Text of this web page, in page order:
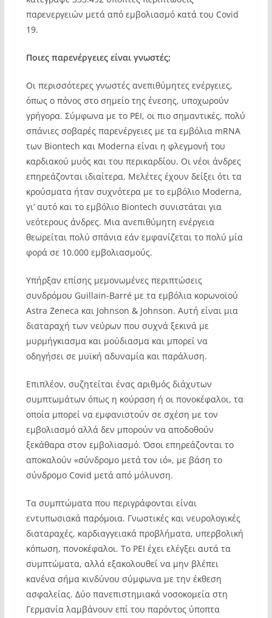
παρενεργειών μετά από εμβολιασμό κατά του Covid
19.
Ποιες παρενέργειες είναι γνωστές;
Οι περισσότερες γνωστές ανεπιθύμητες ενέργειες,
όπως ο πόνος στο σημείο της ένεσης, υποχωρούν
γρήγορα. Σύμφωνα με το PEI, οι πιο σημαντικές, πολύ
σπάνιες σοβαρές παρενέργειες με τα εμβόλια mRNA
των Biontech και Moderna είναι η φλεγμονή του
καρδιακού μυός και του περικαρδίου. Οι νέοι άνδρες
επηρεάζονται ιδιαίτερα. Μελέτες έχουν δείξει ότι τα
κρούσματα ήταν συχνότερα με το εμβόλιο Moderna,
γι’ αυτό και το εμβόλιο Biontech συνιστάται για
νεότερους άνδρες. Μια ανεπιθύμητη ενέργεια
θεωρείται πολύ σπάνια εάν εμφανίζεται το πολύ μία
φορά σε 10.000 εμβολιασμούς.
Υπήρξαν επίσης μεμονωμένες περιπτώσεις
συνδρόμου Guillain-Barré με τα εμβόλια κορωνοϊού
Astra Zeneca και Johnson & Johnson. Αυτή είναι μια
διαταραχή των νεύρων που συχνά ξεκινά με
μυρμήγκιασμα και μούδιασμα και μπορεί να
οδηγήσει σε μυϊκή αδυναμία και παράλυση.
Επιπλέον, συζητείται ένας αριθμός διάχυτων
συμπτωμάτων όπως η κούραση ή οι πονοκέφαλοι, τα
οποία μπορεί να εμφανιστούν σε σχέση με τον
εμβολιασμό αλλά δεν μπορούν να αποδοθούν
ξεκάθαρα στον εμβολιασμό. Όσοι επηρεάζονται το
αποκαλούν «σύνδρομο μετά τον ιό», με βάση το
σύνδρομο Covid μετά από μόλυνση.
Τα συμπτώματα που περιγράφονται είναι
εντυπωσιακά παρόμοια. Γνωστικές και νευρολογικές
διαταραχές, καρδιαγγειακά προβλήματα, υπερβολική
κόπωση, πονοκέφαλοι. Το PEI έχει ελέγξει αυτά τα
συμπτώματα, αλλά εξακολουθεί να μην βλέπει
κανένα σήμα κινδύνου σύμφωνα με την έκθεση
ασφαλείας. Δύο πανεπιστημιακά νοσοκομεία στη
Γερμανία λαμβάνουν επί του παρόντος ύποπτα